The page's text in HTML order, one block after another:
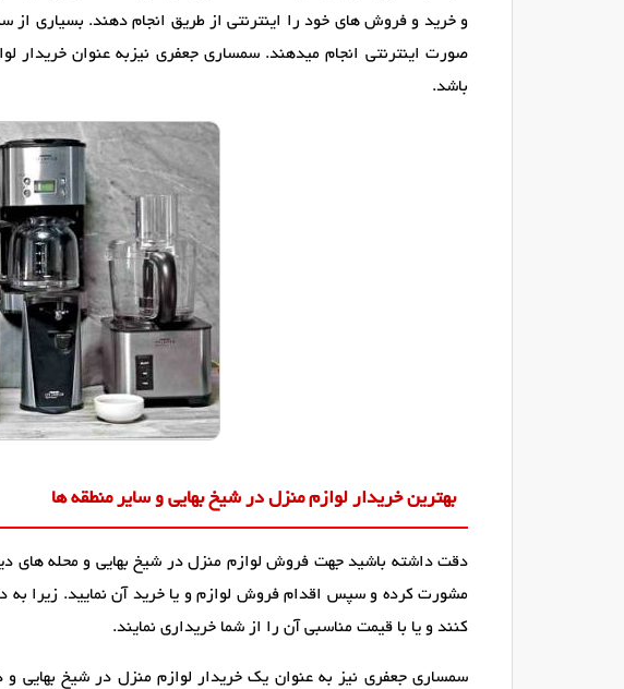
و خرید و فروش های خود را اینترنتی از طریق انجام دهند. بسیاری از
صورت اینترنتی انجام میدهند. سمساری جعفری نیزبه عنوان خریدار
باشد.
بهترین خریدار لوازم منزل در شیخ بهایی و سایر منطقه ها
دقت داشته باشید جهت فروش لوازم منزل در شیخ بهایی و محله های
مشورت کرده و سپس اقدام فروش لوازم و یا خرید آن نمایید. زیرا به
کنند و یا با قیمت مناسبی آن را از شما خریداری نمایند.
سمساری جعفری نیز به عنوان یک خریدار لوازم منزل در شیخ بهایی و